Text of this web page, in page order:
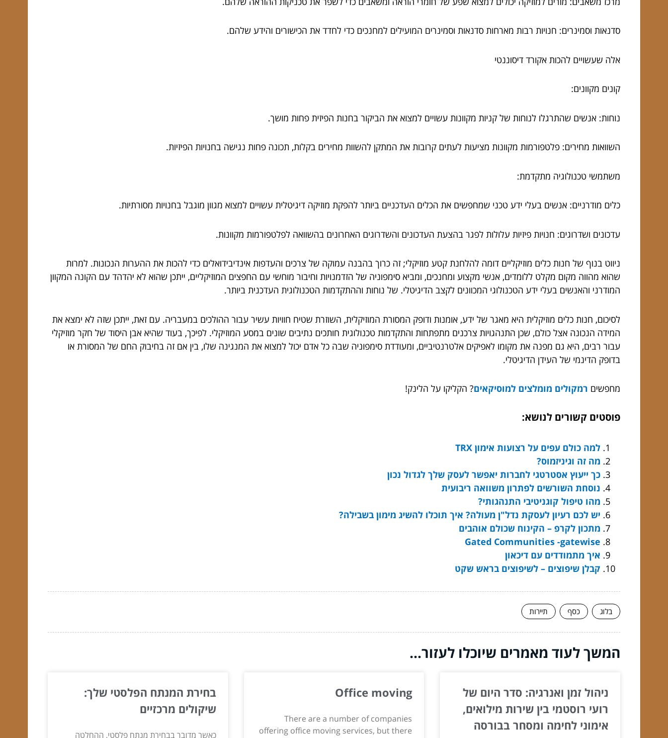
סדנאות וסמינרים: חנויות רבות מארחות סדנאות וסמינרים המועילים למחנכים כדי לחדד את הכישורים והידע שלהם.
אלה שעשויים להכות אקורד דיסוננטי
קונים מקוונים:
נוחות: אנשים שהתרגלו לנוחות של קניות מקוונות עשויים למצוא את הביקור בחנות הפיזית פחות מושך.
השוואות מחירים: פלטפורמות מקוונות מציעות לעתים קרובות את המתקן להשוות מחירים בקלות, תכונה פחות נגישה בחנויות הפיזיות.
משתמשי טכנולוגיה מתקדמת:
כלים מודרניים: אנשים בעלי ידע טכני שמחפשים את הכלים העדכניים ביותר להפקת מוזיקה דיגיטלית עשויים למצוא מגוון מוגבל בחנויות מסורתיות.
עדכונים ושדרוגים: חנויות פיזיות עלולות לפגר בהצעת העדכונים והשדרוגים האחרונים בהשוואה לפלטפורמות מקוונות.
ניווט בנוף של חנות כלים מוזיקליים דומה להלחנת קטע מוזיקלי; זה כרוך בהבנה עמוקה של צרכים והעדפות אינדיבידואלים כדי להכות את ההערות הנכונות. למרות
שהוא מהווה מקום מקלט ללומדים, אנשי מקצוע ומחנכים, ומביא סימפוניה של הזדמנויות וחיבור מוחשי עם החפצים המוזיקליים, ייתכן שהוא לא יהדהד עם הקונה המקוון
המודרני והאנשים בעלי ידע הטכנולוגי המכוונים לקצב הדיגיטלי. של נוחות וההתקדמות הטכנולוגית העדכנית ביותר.
לסיכום, חנות כלים מוזיקלית היא מאגר של ידע, אומנות ודופק המסורת המוזיקלית, השוזרת שטיח חוויות עשיר עבור ההולכים במעבריה. עם זאת, ייתכן שזה לא ימצא את
המידה הנכונה אצל כולם, שכן התנהגויות צרכנים מתפתחות והתקדמות טכנולוגית חותכים נתיבים שונים במסע המוזיקלי. לפיכך, בעוד שהיא אבן היסוד של חקר מוזיקלי
עבור רבים, היא גם מפנה את מקומו לאפיקים אלטרנטיביים, ומעודדת סימפוניה שבה כל אדם יכול למצוא את המנגינה שלו, בין אם זה בחיבוק החם של המסורת או
בדופק הדינמי של העידן הדיגיטלי.
מחפשים רמקולים מומלצים למוסיקאים? הקליקו על הלינק!
פוסטים קשורים לנושא:
למה כולם עפים על רצועות אימון TRX
מה זה וגיניזמוס?
כך ייעוץ אסטרטגי לחברות יאפשר לעסק שלך לגדול נכון
נוסחת השורשים לפתרון משוואה ריבועית
מהו טיפול קוגניטיבי התנהגותי?
יש לכם רעיון לעסקת נדל"ן מעולה? איך תוכלו להשיג מימון בשבילה?
מתכון לקרפ – הקינוח שכולם אוהבים
Gated Communities -gatewise
איך מתמודדים עם דיכאון
קבלן שיפוצים – לשיפוצים בראש שקט
בלוג כסף תיירות
המשך לעוד מאמרים שיוכלו לעזור...
ניהול זמן ואנרגיה: סדר היום של
רועי רוסטמי בין שירות מילואים,
אימוני לחימה ומסחר בבורסה
Office moving
There are a number of companies
offering office moving services, but there
בחירת המנתח הפלסטי שלך:
שיקולים מרכזיים
כאשר מדובר בבחירת מנתח פלסטי, ההחלטה